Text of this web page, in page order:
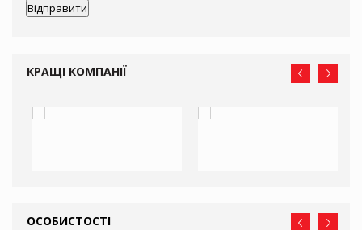
КРАЩІ КОМПАНІЇ
ОСОБИСТОСТІ